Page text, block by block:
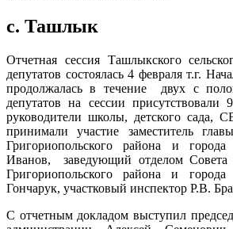
с. Ташлык
Отчетная сессия Ташлыкского
депутатов состоялась 4 февраля т.г.
продолжалась в течение двух с
депутатов на сессии
руководители школы, детского сада,
принимали участие заместитель
Григориопольского района и
Иванов, заведующий отделом Совета
Григориопольского района и
Гончарук, участковый инспектор Р.В.
С отчетным докладом выступил